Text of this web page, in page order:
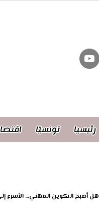
رئيسيا تونسيّا
هل أصبح التكوين المهني… الأسرع